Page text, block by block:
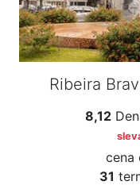
Ribeira
8,12
cena
31